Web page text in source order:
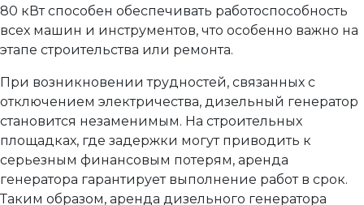
80 кВт способен обеспечивать работоспособность
всех машин и инструментов, что особенно важно на
этапе строительства или ремонта.
При возникновении трудностей, связанных с
отключением электричества, дизельный генератор
становится незаменимым. На строительных
площадках, где задержки могут приводить к
серьезным финансовым потерям, аренда
генератора гарантирует выполнение работ в срок.
Таким образом, аренда дизельного генератора